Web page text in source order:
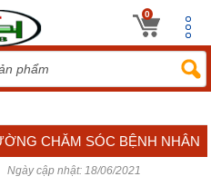
0
CHĂM SÓC BỆNH NHÂN
Ngày cập nhật: 18/06/2021